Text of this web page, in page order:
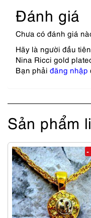
Đánh giá
Chưa có đánh giá
Hãy là người đầu
Nina Ricci gold
Bạn phải đăng nhập
Sản phẩm
-